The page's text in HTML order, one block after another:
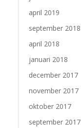
april 2019
september 2018
april 2018
januari 2018
december 2017
november 2017
oktober 2017
september 2017